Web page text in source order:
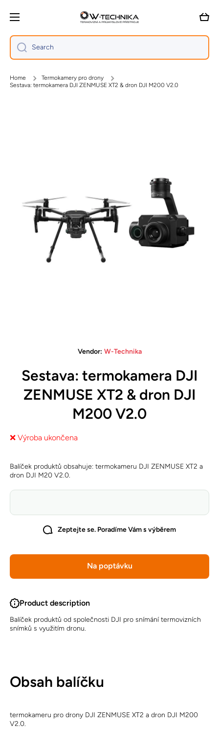
Skip to content
Cart
Search
Home
Termokamery pro drony
Sestava: termokamera DJI ZENMUSE XT2 & dron DJI M200 V2.0
Vendor: W-Technika
Sestava: termokamera DJI
ZENMUSE XT2 & dron DJI
M200 V2.0
❌ Výroba ukončena
Balíček produktů obsahuje: termokameru DJI ZENMUSE XT2 a
dron DJI M20 V2.0.
Zeptejte se. Poradíme Vám s výběrem
Na poptávku
Product description
Balíček produktů od společnosti DJI pro snímání termovizních
snímků s využitím dronu.
Obsah balíčku
termokameru pro drony DJI ZENMUSE XT2 a dron DJI M200
V2.0.